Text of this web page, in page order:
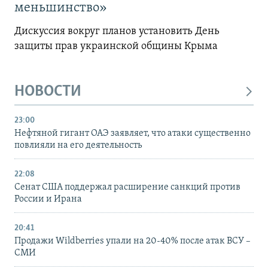
меньшинство»
Дискуссия вокруг планов установить День
защиты прав украинской общины Крыма
НОВОСТИ
23:00
Нефтяной гигант ОАЭ заявляет, что атаки существенно
повлияли на его деятельность
22:08
Сенат США поддержал расширение санкций против
России и Ирана
20:41
Продажи Wildberries упали на 20-40% после атак ВСУ –
СМИ